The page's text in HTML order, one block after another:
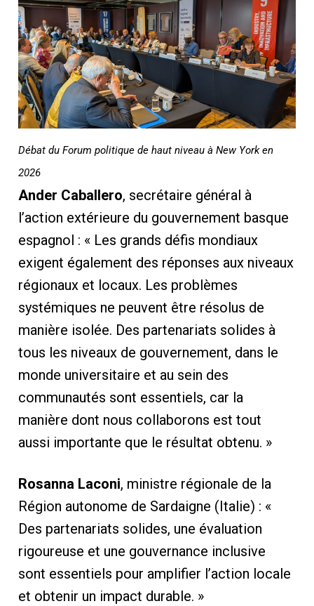
Débat du Forum politique de haut niveau à New York en
2026
Ander Caballero, secrétaire général à
l’action extérieure du gouvernement basque
espagnol : « Les grands défis mondiaux
exigent également des réponses aux niveaux
régionaux et locaux. Les problèmes
systémiques ne peuvent être résolus de
manière isolée. Des partenariats solides à
tous les niveaux de gouvernement, dans le
monde universitaire et au sein des
communautés sont essentiels, car la
manière dont nous collaborons est tout
aussi importante que le résultat obtenu. »
Rosanna Laconi, ministre régionale de la
Région autonome de Sardaigne (Italie) : «
Des partenariats solides, une évaluation
rigoureuse et une gouvernance inclusive
sont essentiels pour amplifier l’action locale
et obtenir un impact durable. »